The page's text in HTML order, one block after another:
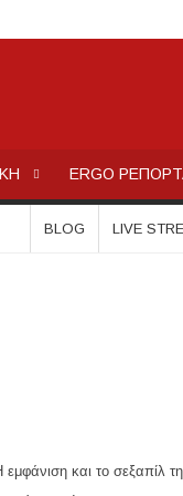
– Άμεση
εργασίας στον Δήμο
ERGO
BLOG LIVE
και το σεξαπίλ